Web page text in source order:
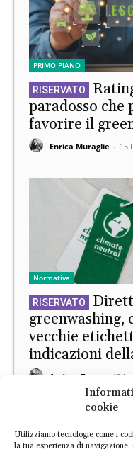
cookie
Utilizziamo tecnologie come i
la tua esperienza di
PRIMO PIANO
paradosso che
favorire il
Enrica Muraglie - 15
Normativa
greenwashing,
vecchie
indicazioni
Andrea Turco 13